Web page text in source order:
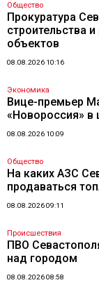
Общество
Прокуратура
строительства
объектов
08.08.2026 10:16
Экономика
Вице-премьер
«Новороссия» в
08.08.2026 10:09
Общество
На каких АЗС
продаваться
08.08.2026 09:11
Происшествия
ПВО
над городом
08.08.2026 08:58